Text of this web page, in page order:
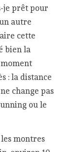
je prêt pour
autre
cette
bien la
: la distance
change pas
ou le
montres